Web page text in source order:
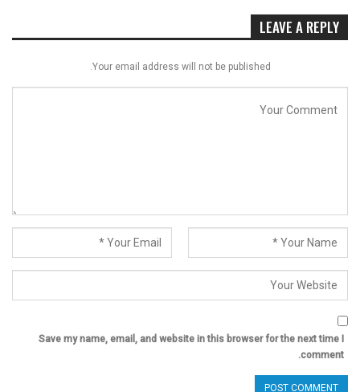
LEAVE A REPLY
Your email address will not be published.
Save my name, email, and website in this browser for the next time I
comment.